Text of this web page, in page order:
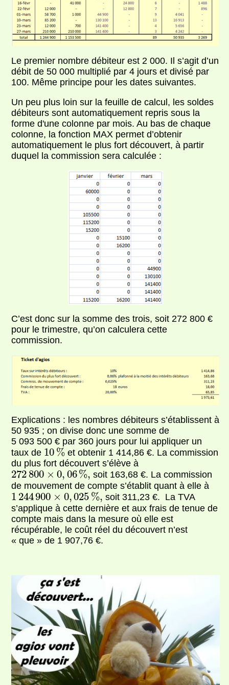
Le premier nombre débiteur est 2 000. Il s’agit d’un
débit de 50 000 multiplié par 4 jours et divisé par
100. Même principe pour les dates suivantes.
Un peu plus loin sur la feuille de calcul, les soldes
débiteurs sont automatiquement repris sous la
forme d'une colonne par mois. Au bas de chaque
colonne, la fonction MAX permet d’obtenir
automatiquement le plus fort découvert, à partir
duquel la commission sera calculée :
C’est donc sur la somme des trois, soit 272 800 €
pour le trimestre, qu’on calculera cette
commission.
Explications : les nombres débiteurs s’établissent à
50 935 ; on divise donc une somme de
5 093 500 € par 360 jours pour lui appliquer un
taux de 10 %
10%et obtenir 1 414,86 €. La commission
du plus fort découvert s’élève à
272 800 × 0, 06%,
272800×0,06%, soit 163,68 €. La commission
de mouvement de compte s’établit quant à elle à
1 244900 × 0,025 %,
1244900×0,025%, soit 311,23 €. La TVA
s’applique à cette dernière et aux frais de tenue de
compte mais dans la mesure où elle est
récupérable, le coût réel du découvert n’est
« que » de 1 907,76 €.